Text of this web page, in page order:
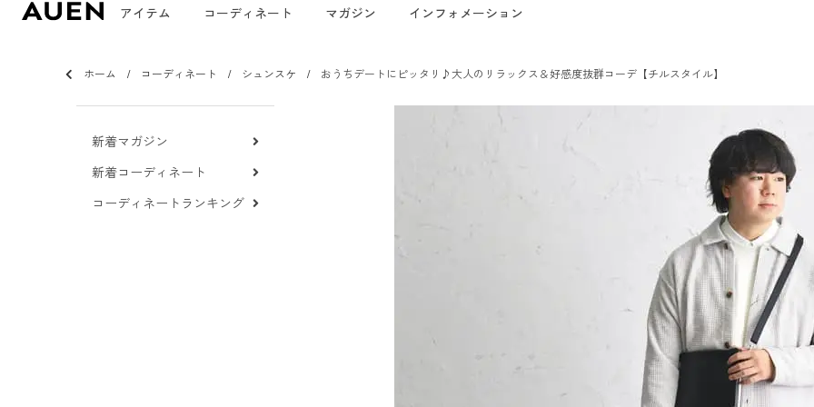
アイテム コーディネート マガジン インフォメーション
ホーム コーディネート シュンスケ おうちデートにピッタリ♪大人のリラックス＆好感度抜群コーデ【チルスタイル】
新着マガジン
新着コーディネート
コーディネートランキング